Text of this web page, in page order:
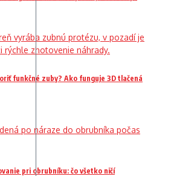
funkčné zuby? Ako funguje 3D tlačená
pri obrubníku: čo všetko ničí